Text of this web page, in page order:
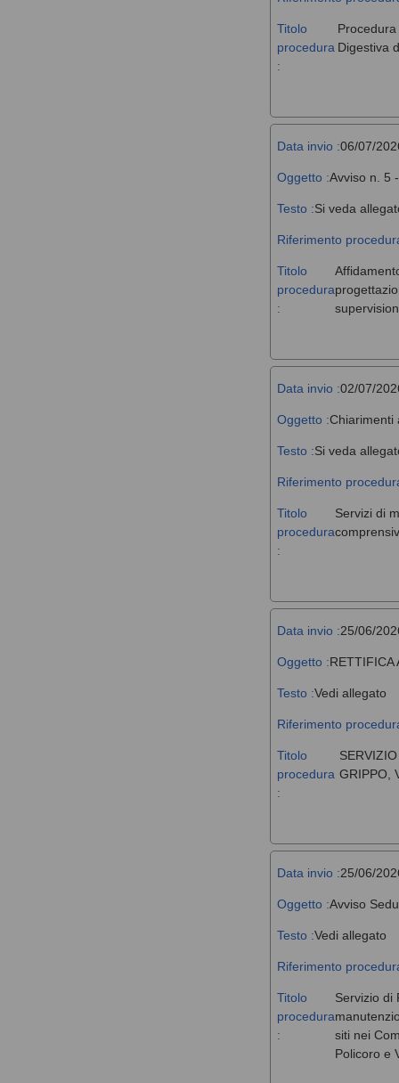
Titolo
procedura
:
Digestiva
Data invio :06/07/
Oggetto :Avviso n. 5
Testo :Si veda
Riferimento
Titolo
procedura
:
Data invio :02/07/
Oggetto :Chiarimenti
Testo :Si veda
Riferimento
Titolo
procedura
:
Servizi di
Data invio :25/06/
Oggetto :RETTIFICA
Testo :Vedi allegato
Riferimento
Titolo
procedura
:
GRIPPO,
Data invio :25/06/
Oggetto :Avviso
Testo :Vedi allegato
Riferimento
Titolo
procedura
:
Servizio di
siti nei
Policoro e